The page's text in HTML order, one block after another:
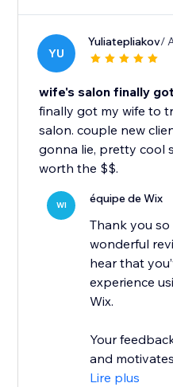
YU
Yuliatepliakov/
wife's salon finally
finally got my wife to
salon. couple new
gonna lie, pretty cool
worth the $$.
WI équipe de Wix
Thank you
wonderful
hear that
experience
Wix.
Your
and
Lire plus